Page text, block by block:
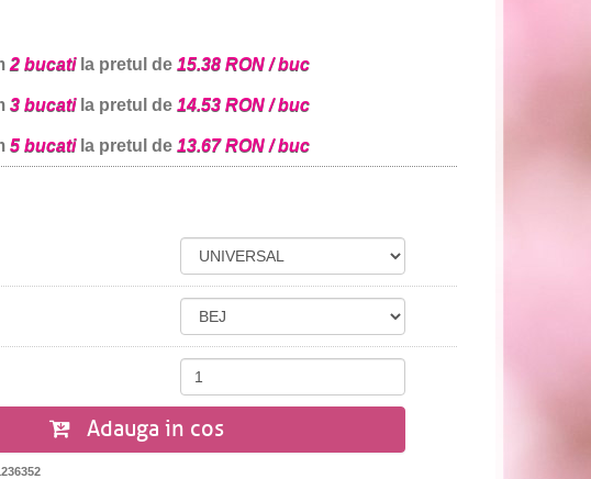
2 bucatila pretul de 15.38 RON / buc
3 bucatila pretul de 14.53 RON / buc
5 bucatila pretul de 13.67 RON / buc
Adauga in cos